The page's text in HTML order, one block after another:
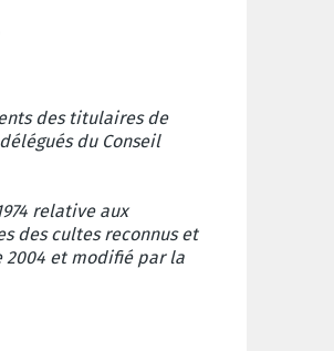
des titulaires de
du Conseil
relative aux
des cultes reconnus et
2004 et modifié par la